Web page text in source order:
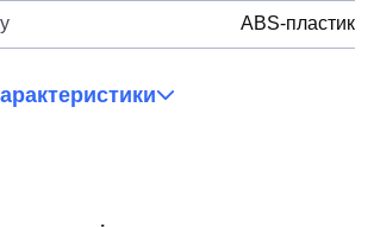
ABS-пластик